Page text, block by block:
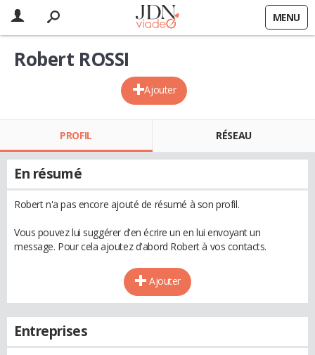
MENU
Ajouter
Robert ROSSI
PROFIL RÉSEAU
En résumé
Robert n'a pas encore ajouté de résumé à son profil.
Vous pouvez lui suggérer d'en écrire un en lui envoyant un
message. Pour cela ajoutez d'abord Robert à vos contacts.
Ajouter
Entreprises